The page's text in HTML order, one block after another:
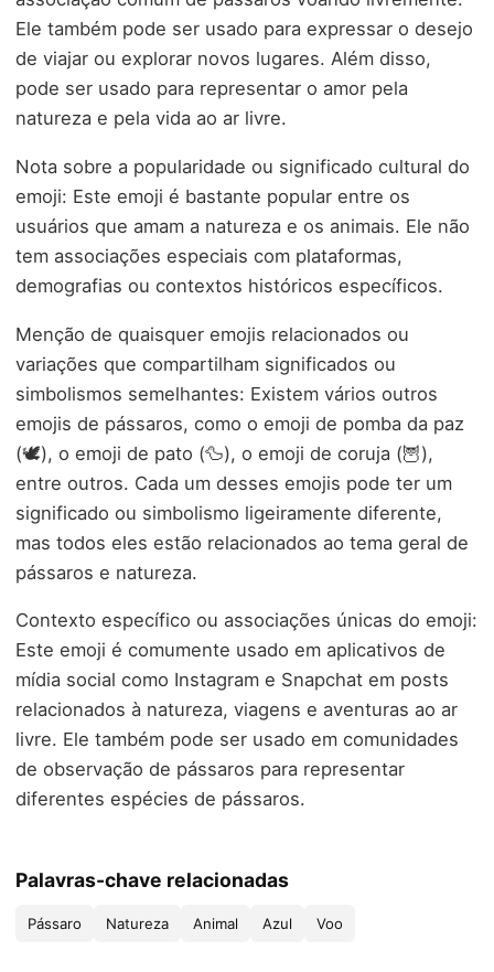
Ele também pode ser usado para expressar o desejo
de viajar ou explorar novos lugares. Além disso,
pode ser usado para representar o amor pela
natureza e pela vida ao ar livre.
Nota sobre a popularidade ou significado cultural do
emoji: Este emoji é bastante popular entre os
usuários que amam a natureza e os animais. Ele não
tem associações especiais com plataformas,
demografias ou contextos históricos específicos.
Menção de quaisquer emojis relacionados ou
variações que compartilham significados ou
simbolismos semelhantes: Existem vários outros
emojis de pássaros, como o emoji de pomba da paz
(🕊️), o emoji de pato (🦆), o emoji de coruja (🦉),
entre outros. Cada um desses emojis pode ter um
significado ou simbolismo ligeiramente diferente,
mas todos eles estão relacionados ao tema geral de
pássaros e natureza.
Contexto específico ou associações únicas do emoji:
Este emoji é comumente usado em aplicativos de
mídia social como Instagram e Snapchat em posts
relacionados à natureza, viagens e aventuras ao ar
livre. Ele também pode ser usado em comunidades
de observação de pássaros para representar
diferentes espécies de pássaros.
Palavras-chave relacionadas
Pássaro Natureza Animal Azul Voo